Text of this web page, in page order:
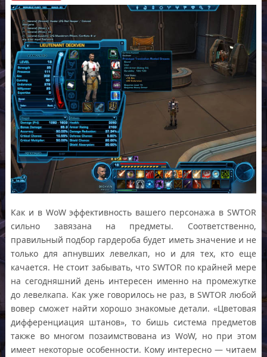
Как и в WoW эффективность вашего персонажа в SWTOR
сильно завязана на предметы. Соответственно,
правильный подбор гардероба будет иметь значение и не
только для апнувших левелкап, но и для тех, кто еще
качается. Не стоит забывать, что SWTOR по крайней мере
на сегодняшний день интересен именно на промежутке
до левелкапа. Как уже говорилось не раз, в SWTOR любой
вовер сможет найти хорошо знакомые детали. «Цветовая
дифференциация штанов», то бишь система предметов
также во многом позаимствована из WoW, но при этом
имеет некоторые особенности. Кому интересно — читаем